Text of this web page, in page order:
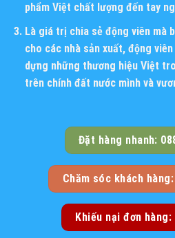
phẩm Việt chất lượng đến tay
Là giá trị chia sẻ động viên mà
cho các nhà sản xuất, động
dựng những thương hiệu Việt
trên chính đất nước mình và
Đặt hàng nhanh:
Chăm sóc khách
Khiếu nại đơn hàng: